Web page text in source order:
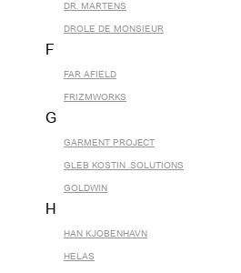
DR. MARTENS
DROLE DE MONSIEUR
F
FAR AFIELD
FRIZMWORKS
G
GARMENT PROJECT
GLEB KOSTIN .SOLUTIONS
GOLDWIN
H
HAN KJOBENHAVN
HELAS